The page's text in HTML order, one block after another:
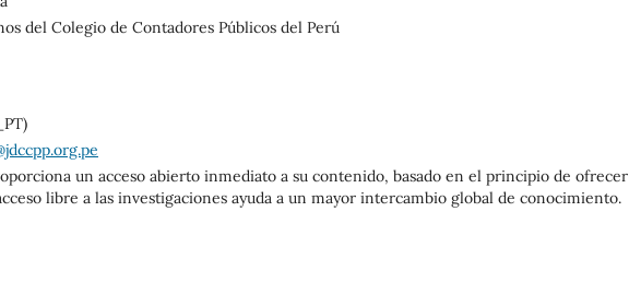
del Colegio de Contadores Públicos del Perú
un acceso abierto inmediato a su contenido, basado en el principio de ofrecer
libre a las investigaciones ayuda a un mayor intercambio global de conocimiento.